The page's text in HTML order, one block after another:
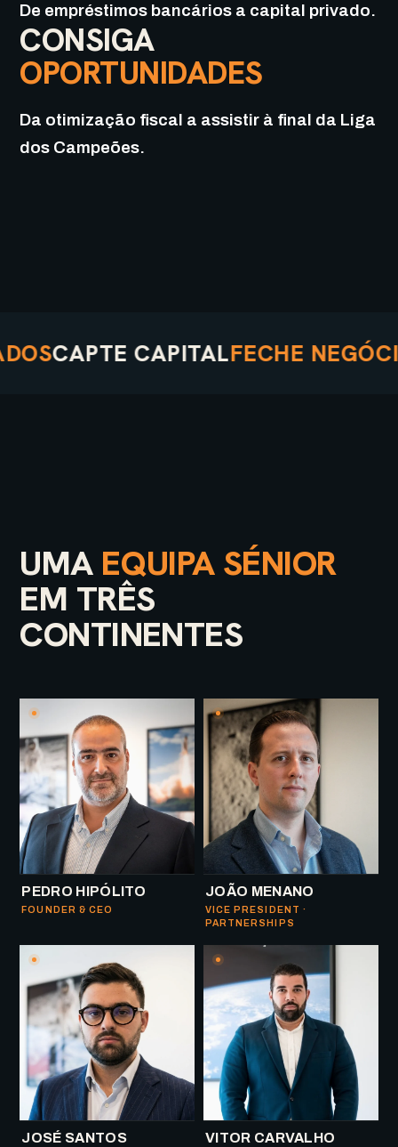
De empréstimos bancários a capital privado.
CONSIGA
OPORTUNIDADES
Da otimização fiscal a assistir à final da Liga
dos Campeões.
CAPTE CAPITALFECHE NEGÓCIOS
UMAEQUIPA SÉNIOR
EM TRÊS
CONTINENTES
PEDRO HIPÓLITO
FOUNDER & CEO
JOÃO MENANO
VICE PRESIDENT ·
PARTNERSHIPS
JOSÉ SANTOS VITOR CARVALHO